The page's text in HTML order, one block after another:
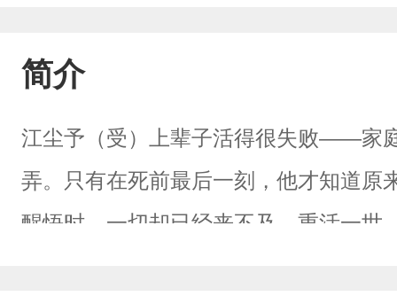
简介
江尘予（受）上辈子活得很失败——家
弄。只有在死前最后一刻，他才知道原
醒悟时，一切却已经来不及。重活一世